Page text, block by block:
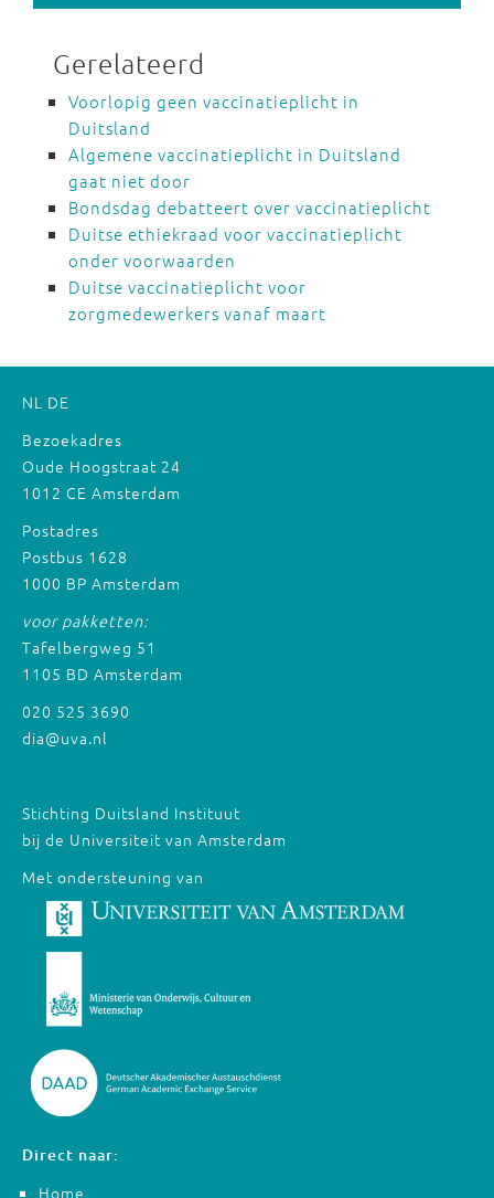
Gerelateerd
Voorlopig geen vaccinatieplicht in
Duitsland
Algemene vaccinatieplicht in Duitsland
gaat niet door
Bondsdag debatteert over vaccinatieplicht
Duitse ethiekraad voor vaccinatieplicht
onder voorwaarden
Duitse vaccinatieplicht voor
zorgmedewerkers vanaf maart
NL DE
Bezoekadres
Oude Hoogstraat 24
1012 CE Amsterdam
Postadres
Postbus 1628
1000 BP Amsterdam
voor pakketten:
Tafelbergweg 51
1105 BD Amsterdam
020 525 3690
dia@uva.nl
Stichting Duitsland Instituut
bij de Universiteit van Amsterdam
Met ondersteuning van
Direct naar:
Home